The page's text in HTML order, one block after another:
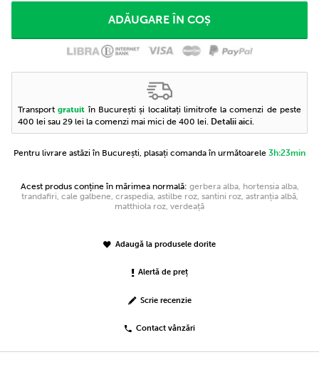
Transportgratuit în București și localitați limitrofe la comenzi de peste
400 lei sau 29 lei la comenzi mai mici de 400 lei. Detalii aici.
Pentru livrare astăzi în București, plasați comanda în următoarele 3h:23min
Acest produs conține în mărimea normală: gerbera alba, hortensia alba,
trandafiri, cale galbene, craspedia, astilbe roz, santini roz, astranția albă,
matthiola roz, verdeață
Adaugă la produsele dorite
Alertă de preț
Scrie recenzie
Contact vânzări